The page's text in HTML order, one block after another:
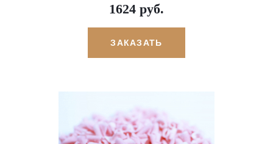
1624 руб.
ЗАКАЗАТЬ